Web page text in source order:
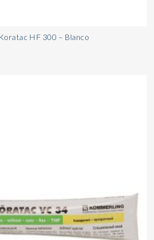
Koratac HF 300 – Blanco